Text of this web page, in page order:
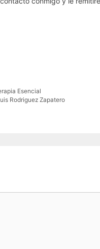
Esencial
Rodriguez Zapatero